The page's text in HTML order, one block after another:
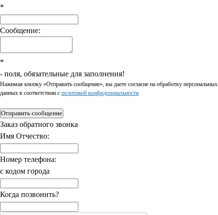
*
Сообщение:
*
- поля, обязательные для заполнения!
Нажимая кнопку «Отправить сообщение», вы даете согласие на обработку персональных
данных в соответствии c политикой конфиденциальности
Отправить сообщение
Заказ обратного звонка
Имя Отчество:
Номер телефона:
с кодом города
Когда позвонить?